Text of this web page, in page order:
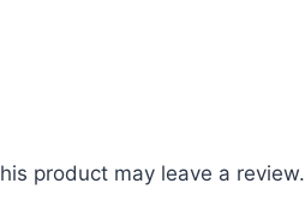
product may leave a review.